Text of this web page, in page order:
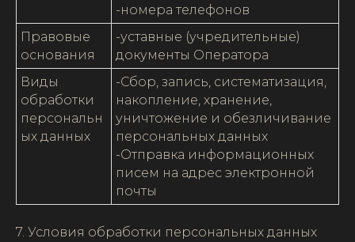
-номера телефонов
Правовые
основания
-уставные (учредительные)
документы Оператора
Виды
обработки
персональн
ых данных
-Сбор, запись, систематизация,
накопление, хранение,
уничтожение и обезличивание
персональных данных
-Отправка информационных
писем на адрес электронной
почты
7. Условия обработки персональных данных